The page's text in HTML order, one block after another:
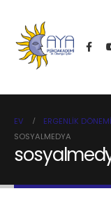
EV ERGENLIK
SOSYALMEDYA